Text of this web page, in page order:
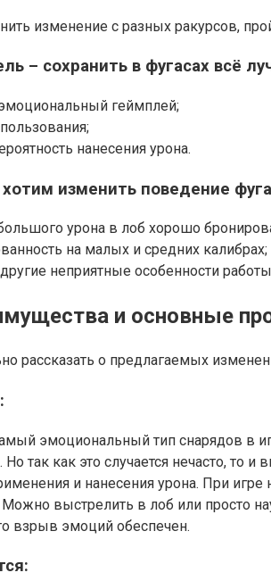
изменение с разных ракурсов,
– сохранить в фугасах всё
геймплей;
нанесения урона.
изменить поведение
урона в лоб хорошо
на малых и средних калибрах;
неприятные особенности
и основные
рассказать о предлагаемых
эмоциональный тип снарядов в
так как это случается нечасто, то
и нанесения урона. При
выстрелить в лоб или просто
взрыв эмоций обеспечен.